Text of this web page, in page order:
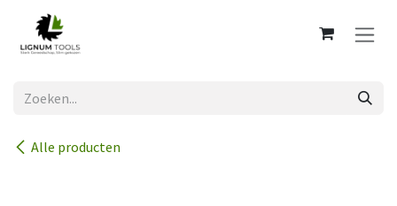
Overslaan naar inhoud
Alle producten